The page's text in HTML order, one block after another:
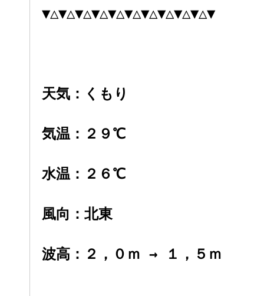
▼△▼△▼△▼△▼△▼△▼△▼△▼△▼△▼
天気：くもり
気温：２９℃
水温：２６℃
風向：北東
波高：２，０ｍ → １，５ｍ